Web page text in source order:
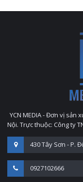
YCN MEDIA - Đơn vị sản
Nội. Trực thuộc: Công ty
430 Tây Sơn - P.
0927102666